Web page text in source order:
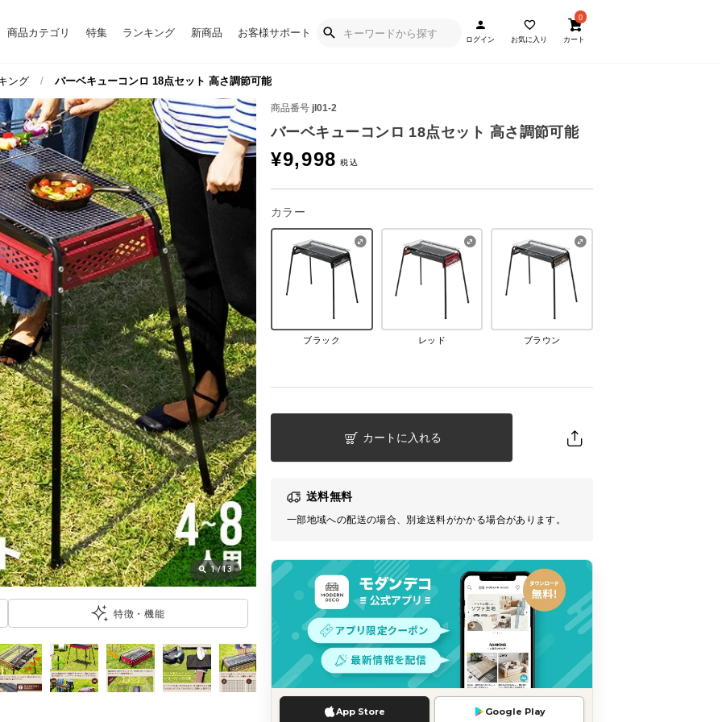
商品カテゴリ 特集 ランキング 新商品 お客様サポート
ログイン お気に入り
0
カート
ング バーベキューコンロ 18点セット 高さ調節可能
商品番号 jl01-2
バーベキューコンロ 18点セット 高さ調節可能
¥9,998
カラー
ブラック レッド ブラウン
カートに入れる
送料無料
一部地域への配送の場合、別途送料がかかる場合があります。
App Store Google Play
1/13
特徴・機能